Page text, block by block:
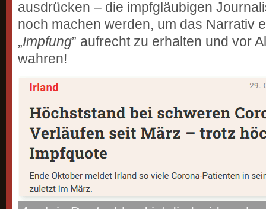
ausdrücken – die impfgläubigen
noch machen werden, um das Narrativ
„Impfung” aufrecht zu erhalten und vor
wahren!